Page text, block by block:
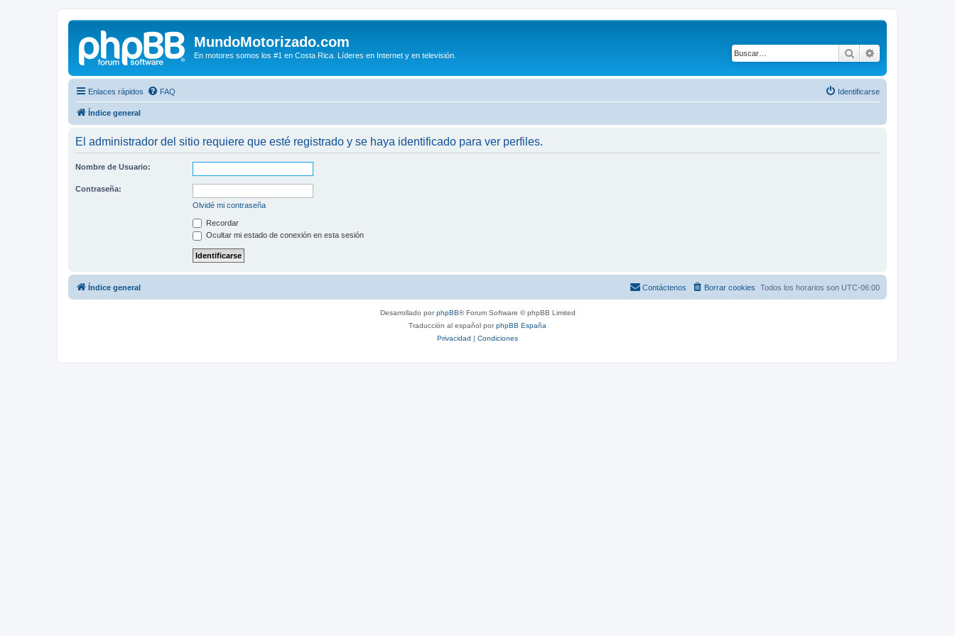
MundoMotorizado.com
En motores somos los #1 en Costa Rica. Líderes en Internet y en televisión. Buscar
Enlaces rápidos FAQ Identificarse
Índice general
El administrador del sitio requiere que esté registrado y se haya identificado para ver perfiles.
Nombre de Usuario:
Contraseña:
Olvidé mi contraseña
Recordar
Ocultar mi estado de conexión en esta sesión
Índice general Todos los horarios son UTC-06:00
Borrar cookies
Contáctenos
Desarrollado porphpBB® Forum Software © phpBB Limited
Traducción al español porphpBB España
Privacidad | Condiciones